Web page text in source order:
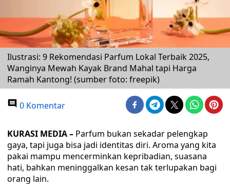
Ilustrasi: 9 Rekomendasi Parfum Lokal Terbaik 2025,
Wanginya Mewah Kayak Brand Mahal tapi Harga
Ramah Kantong! (sumber foto: freepik)
0 Komentar
KURASI MEDIA – Parfum bukan sekadar pelengkap
gaya, tapi juga bisa jadi identitas diri. Aroma yang kita
pakai mampu mencerminkan kepribadian, suasana
hati, bahkan meninggalkan kesan tak terlupakan bagi
orang lain.